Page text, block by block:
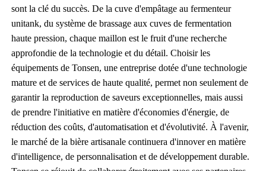
sont la clé du succès. De la cuve d'empâtage au fermenteur
unitank, du système de brassage aux cuves de fermentation
haute pression, chaque maillon est le fruit d'une recherche
approfondie de la technologie et du détail. Choisir les
équipements de Tonsen, une entreprise dotée d'une technologie
mature et de services de haute qualité, permet non seulement de
garantir la reproduction de saveurs exceptionnelles, mais aussi
de prendre l'initiative en matière d'économies d'énergie, de
réduction des coûts, d'automatisation et d'évolutivité. À l'avenir,
le marché de la bière artisanale continuera d'innover en matière
d'intelligence, de personnalisation et de développement durable.